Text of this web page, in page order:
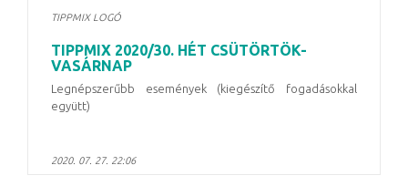
TIPPMIX LOGÓ
TIPPMIX 2020/30. HÉT CSÜTÖRTÖK-
VASÁRNAP
Legnépszerűbb események (kiegészítő fogadásokkal
együtt)
2020. 07. 27. 22:06